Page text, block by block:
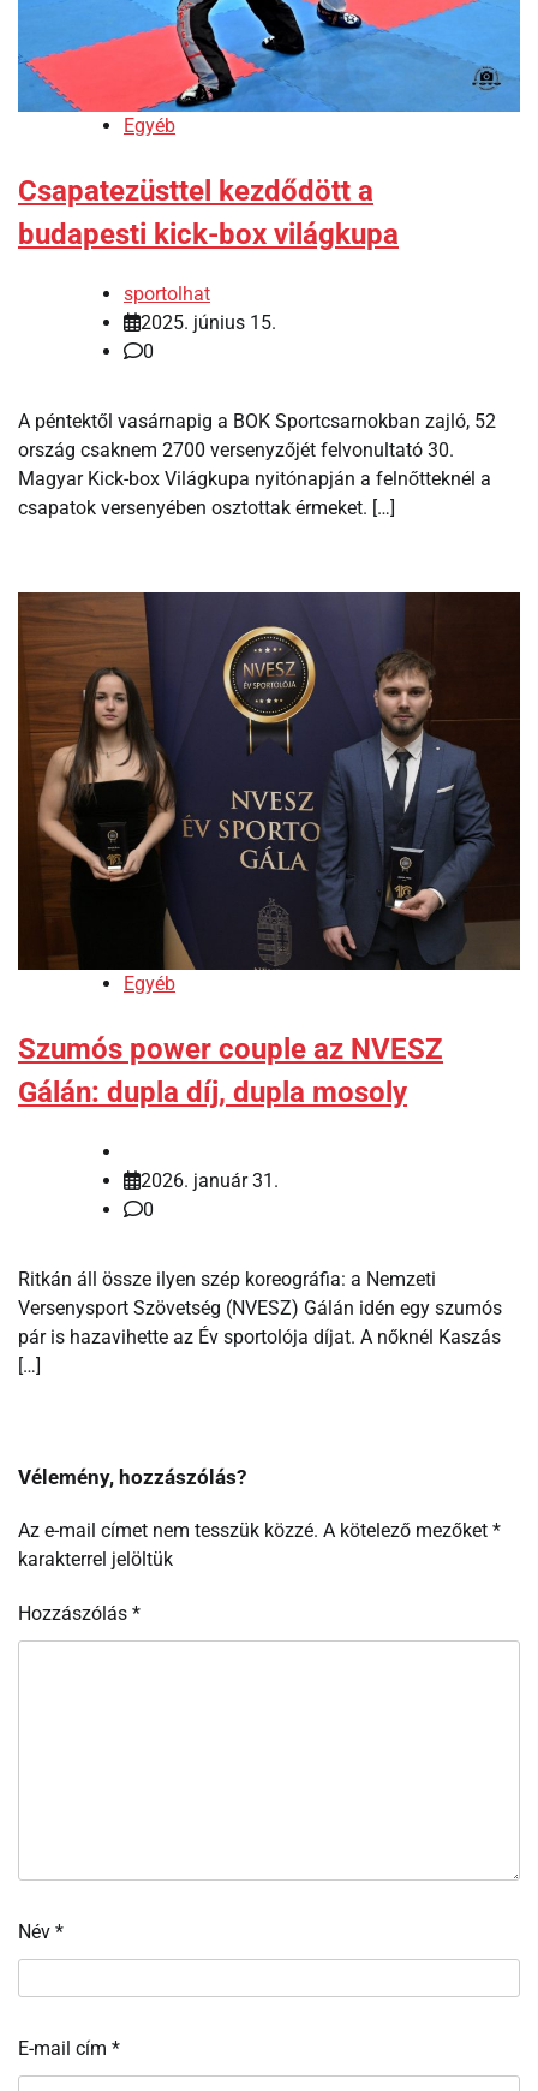
Egyéb
Csapatezüsttel kezdődött a
budapesti kick-box világkupa
sportolhat
2025. június 15.
0
A péntektől vasárnapig a BOK Sportcsarnokban zajló, 52
ország csaknem 2700 versenyzőjét felvonultató 30.
Magyar Kick-box Világkupa nyitónapján a felnőtteknél a
csapatok versenyében osztottak érmeket. […]
Egyéb
Szumós power couple az NVESZ
Gálán: dupla díj, dupla mosoly
2026. január 31.
0
Ritkán áll össze ilyen szép koreográfia: a Nemzeti
Versenysport Szövetség (NVESZ) Gálán idén egy szumós
pár is hazavihette az Év sportolója díjat. A nőknél Kaszás
[…]
Vélemény, hozzászólás?
Az e-mail címet nem tesszük közzé. A kötelező mezőket *
karakterrel jelöltük
Hozzászólás *
Név *
E-mail cím *